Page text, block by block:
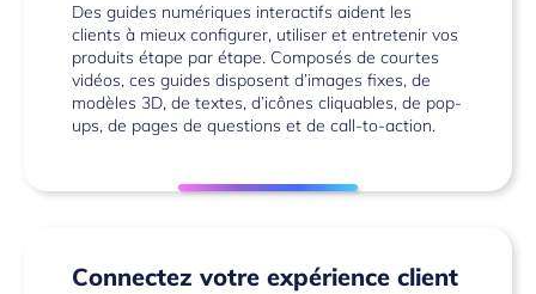
Des guides numériques interactifs aident les
clients à mieux configurer, utiliser et entretenir vos
produits étape par étape. Composés de courtes
vidéos, ces guides disposent d’images fixes, de
modèles 3D, de textes, d’icônes cliquables, de pop-
ups, de pages de questions et de call-to-action.
Connectez votre expérience client